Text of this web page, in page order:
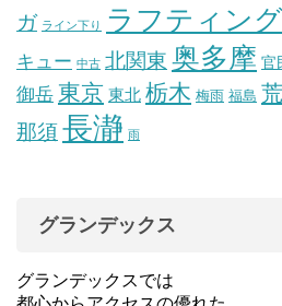
ガ ライン下り ラフティング
キュー 中古 北関東 奥多摩 官
御岳 東京 東北 栃木 梅雨 福島 荒
那須長瀞 雨
グランデックス
グランデックスでは